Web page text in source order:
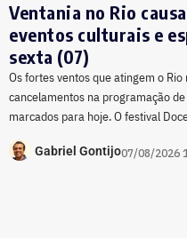
Ventania no Rio
eventos culturais e
sexta (07)
Os fortes ventos que atingem o
cancelamentos na programação
marcados para hoje. O festival
Gabriel Gontijo07/08/2026